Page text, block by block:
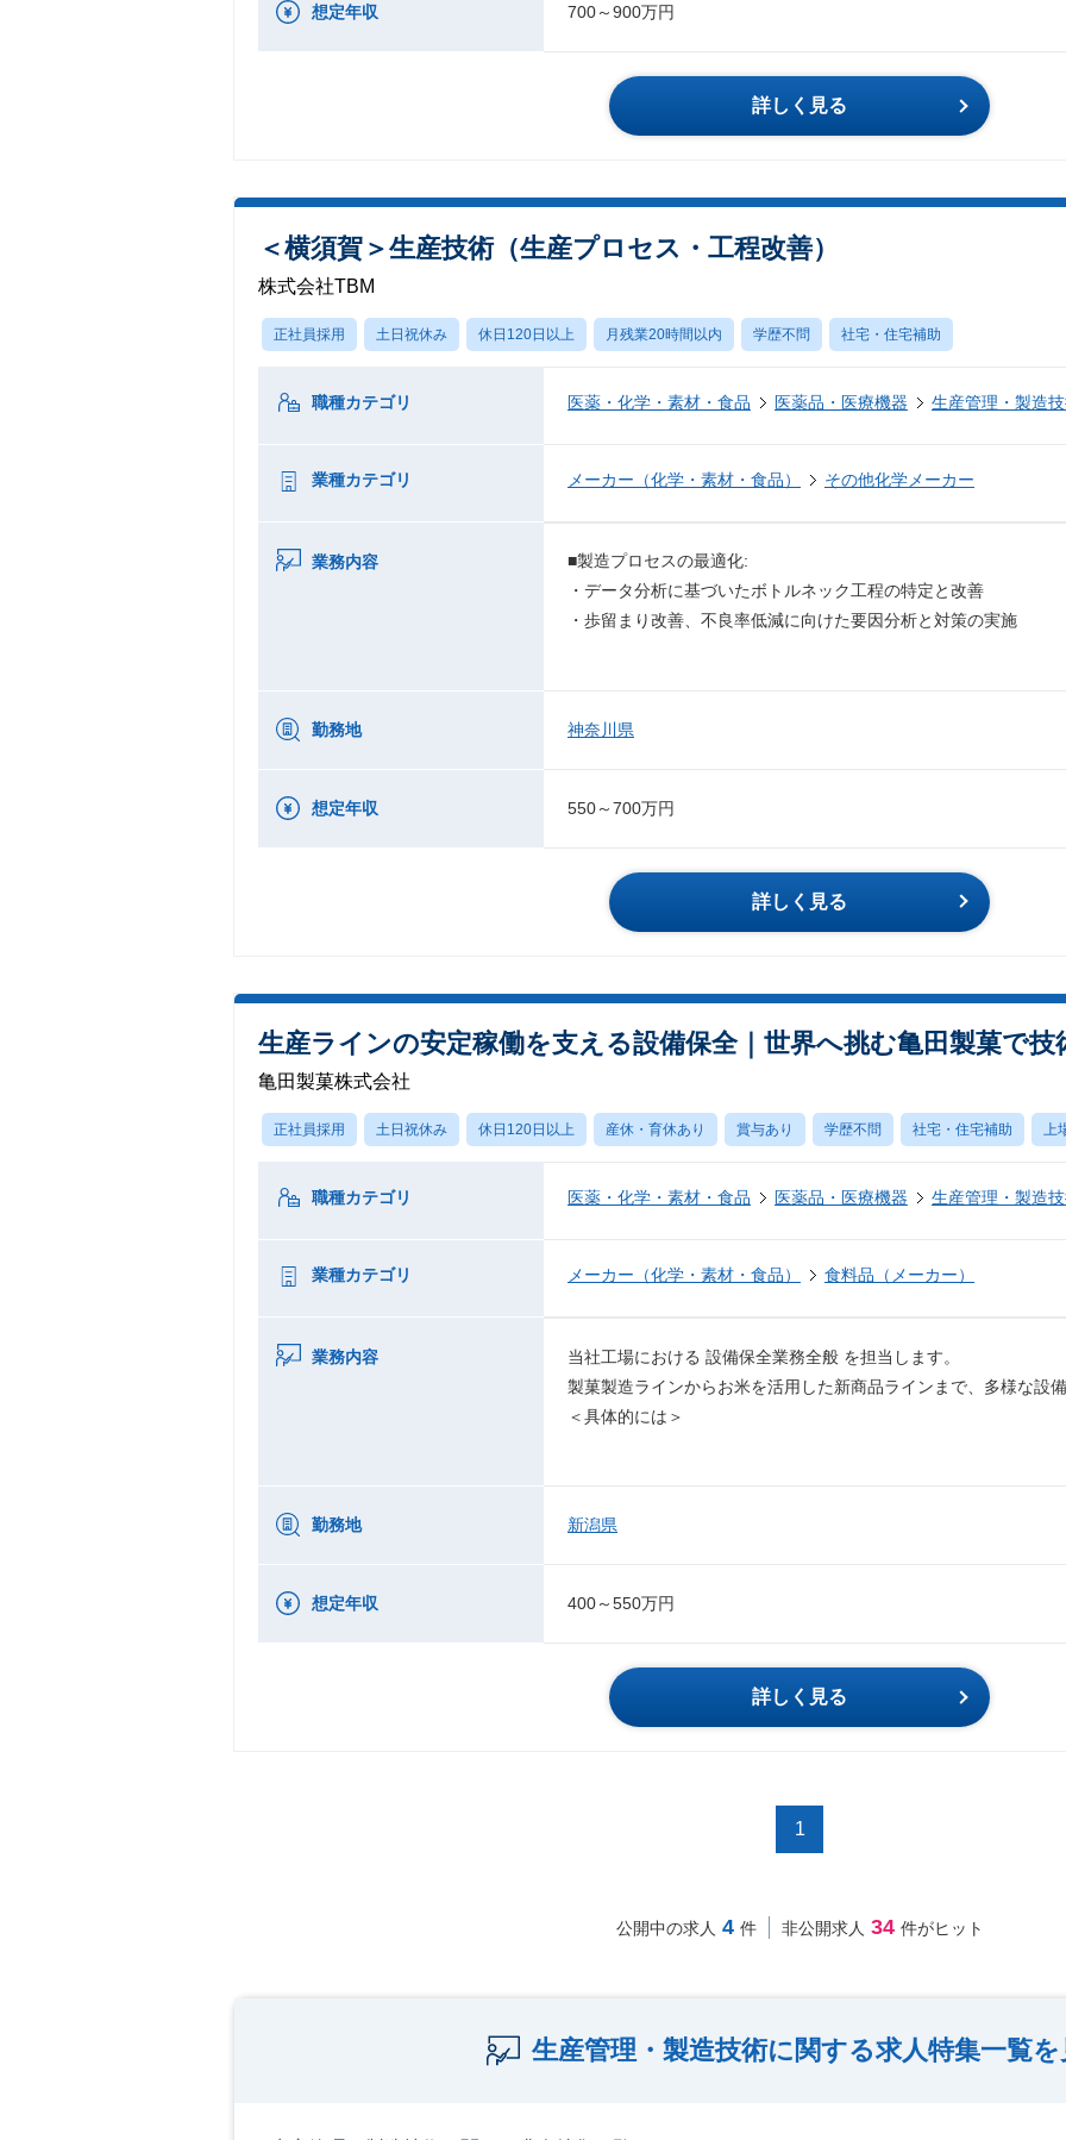
想定年収 700～900万円
詳しく見る
＜横須賀＞生産技術（生産プロセス・工程改善）
株式会社TBM
正社員採用 土日祝休み 休日120日以上 月残業20時間以内 学歴不問 社宅・住宅補助
職種カテゴリ 医薬・化学・素材・食品 医薬品・医療機器 生産管理・製造
業種カテゴリ メーカー（化学・素材・食品） その他化学メーカー
業務内容
■製造プロセスの最適化:
・データ分析に基づいたボトルネック工程の特定と改善
・歩留まり改善、不良率低減に向けた要因分析と対策の実施
勤務地 神奈川県
想定年収 550～700万円
詳しく見る
生産ラインの安定稼働を支える設備保全｜世界へ挑む亀田製菓で技
亀田製菓株式会社
正社員採用 土日祝休み 休日120日以上 産休・育休あり 賞与あり 学歴不問 社宅・住宅補助 上
職種カテゴリ 医薬・化学・素材・食品 医薬品・医療機器 生産管理・製造
業種カテゴリ メーカー（化学・素材・食品） 食料品（メーカー）
業務内容
当社工場における 設備保全業務全般 を担当します。
製菓製造ラインからお米を活用した新商品ラインまで、多様な設
＜具体的には＞
勤務地 新潟県
想定年収 400～550万円
詳しく見る
1
公開中の求人 4 件 非公開求人 34 件がヒット
生産管理・製造技術に関する求人特集一覧